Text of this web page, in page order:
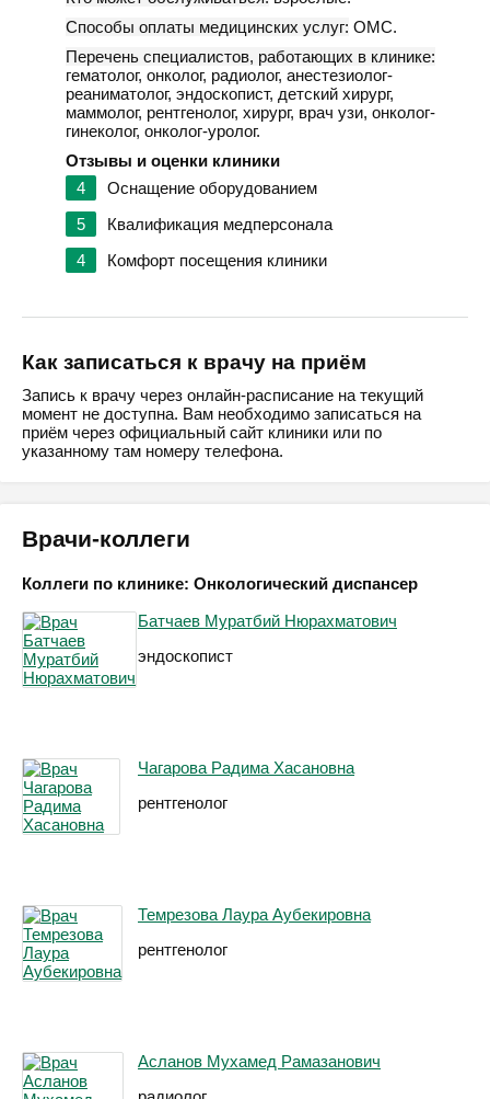
Способы оплаты медицинских услуг: ОМС.
Перечень специалистов, работающих в клинике:
гематолог, онколог, радиолог, анестезиолог-
реаниматолог, эндоскопист, детский хирург,
маммолог, рентгенолог, хирург, врач узи, онколог-
гинеколог, онколог-уролог.
Отзывы и оценки клиники
4
Оснащение оборудованием
5
Квалификация медперсонала
4
Комфорт посещения клиники
Как записаться к врачу на приём
Запись к врачу через онлайн-расписание на текущий
момент не доступна. Вам необходимо записаться на
приём через официальный сайт клиники или по
указанному там номеру телефона.
Врачи-коллеги
Коллеги по клинике: Онкологический диспансер
Батчаев Муратбий Нюрахматович
эндоскопист
Чагарова Радима Хасановна
рентгенолог
Темрезова Лаура Аубекировна
рентгенолог
Асланов Мухамед Рамазанович